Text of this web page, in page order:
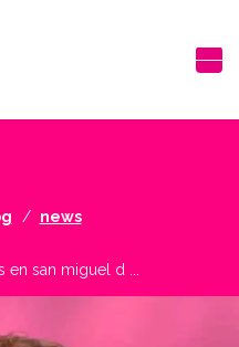
news
en san miguel d ...